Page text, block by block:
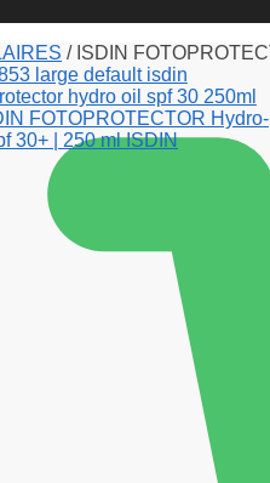
/ ISDIN